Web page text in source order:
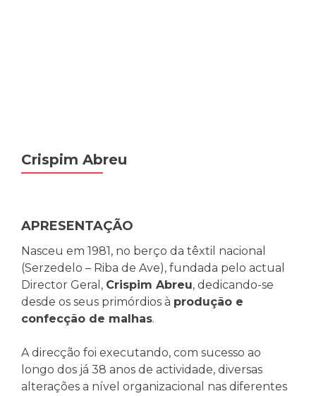
Crispim Abreu
APRESENTAÇÃO
Nasceu em 1981, no berço da têxtil nacional
(Serzedelo – Riba de Ave), fundada pelo actual
Director Geral, Crispim Abreu, dedicando-se
desde os seus primórdios à produção e
confecção de malhas.
A direcção foi executando, com sucesso ao
longo dos já 38 anos de actividade, diversas
alterações a nível organizacional nas diferentes